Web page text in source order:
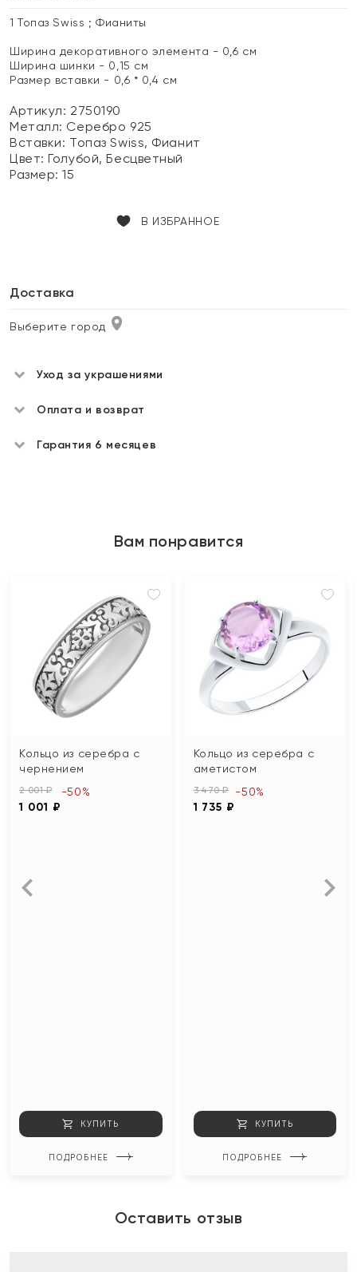
1 Топаз Swiss ; Фианиты
Ширина декоративного элемента - 0,6 см
Ширина шинки - 0,15 см
Размер вставки - 0,6 * 0,4 см
Артикул: 2750190
Металл: Серебро 925
Вставки: Топаз Swiss, Фианит
Цвет:Голубой, Бесцветный
Размер:15
В ИЗБРАННОЕ
Доставка
Выберите город
Уход за украшениями
Оплата и возврат
Гарантия 6 месяцев
Вам понравится
Кольцо из серебра с
чернением
2 001 ₽
1 001 ₽
-50%
КУПИТЬ
ПОДРОБНЕЕ
Кольцо из серебра с
аметистом
3 470 ₽
1 735 ₽
-50%
КУПИТЬ
ПОДРОБНЕЕ
Оставить отзыв